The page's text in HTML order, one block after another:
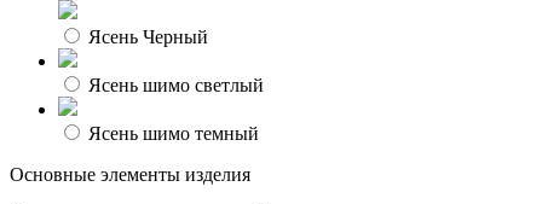
Ясень Черный
Ясень шимо светлый
Ясень шимо темный
Основные элементы изделия